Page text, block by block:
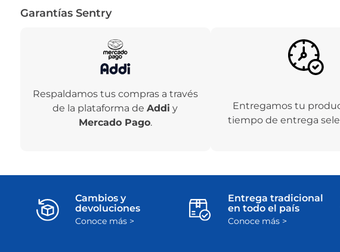
Garantías Sentry
Respaldamos tus compras a través
de la plataforma deAddi y
Mercado Pago.
Entregamos tu
tiempo de entrega
Cambios y
devoluciones
Conoce más >
Entrega tradicional
en todo el país
Conoce más >